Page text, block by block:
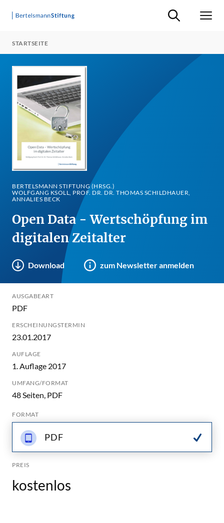
Suche ein-/
STARTSEITE
BERTELSMANN STIFTUNG (HRSG.)
WOLFGANG KSOLL, PROF. DR. DR. THOMAS SCHILDHAUER,
ANNALIES BECK
Open Data - Wertschöpfung im
digitalen Zeitalter
Download zum Newsletter anmelden
AUSGABEART
PDF
ERSCHEINUNGSTERMIN
23.01.2017
AUFLAGE
1. Auflage 2017
UMFANG/FORMAT
48 Seiten, PDF
FORMAT
PDF
PREIS
kostenlos